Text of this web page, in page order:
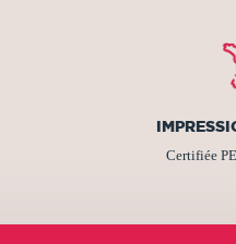
Certifiée